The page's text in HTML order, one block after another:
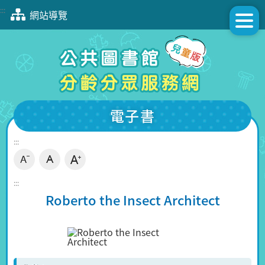
跳
塊
::: 網站導覽
電子書
:::
:::
Roberto the Insect Architect